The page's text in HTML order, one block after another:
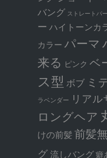
バング ストレートパ
ー ハイトーンカ
カラー パーマ
来る ピンク ベ
ス型 ボブ ミ
ラベンダー リアル
ロングヘア
けの前髪前髪
グ流しバング癖